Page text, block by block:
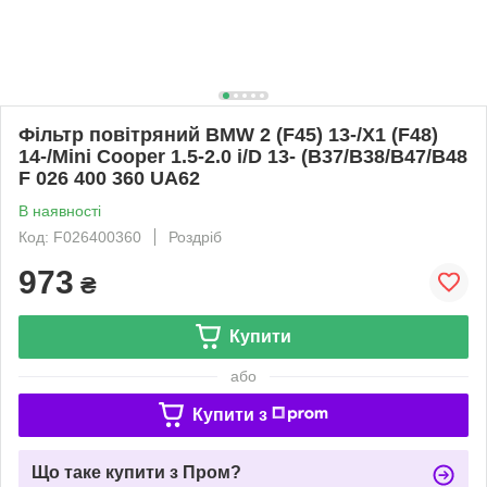
Фільтр повітряний BMW 2 (F45) 13-/X1 (F48)
14-/Mini Cooper 1.5-2.0 i/D 13- (B37/B38/B47/B48
F 026 400 360 UA62
В наявності
Код: F026400360
Роздріб
973 ₴
Купити
або
Купити з
Що таке купити з Пром?